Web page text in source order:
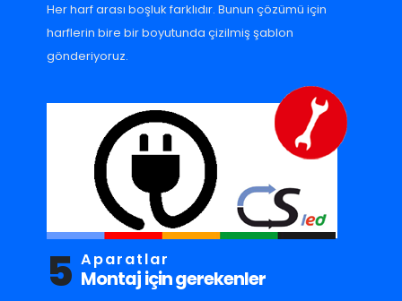
Her harf arası boşluk farklıdır. Bunun çözümü için
harflerin bire bir boyutunda çizilmiş şablon
gönderiyoruz.
5 Aparatlar
Montaj için gerekenler